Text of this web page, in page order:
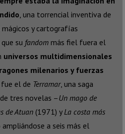
, una torrencial inventiva de
y cartografías
su fandom más fiel fuera el
universos multidimensionales
milenarios y fuerzas
el de Terramar, una saga
tres novelas –Un mago de
de Atuan (1971) yLa costa más
a seis más el